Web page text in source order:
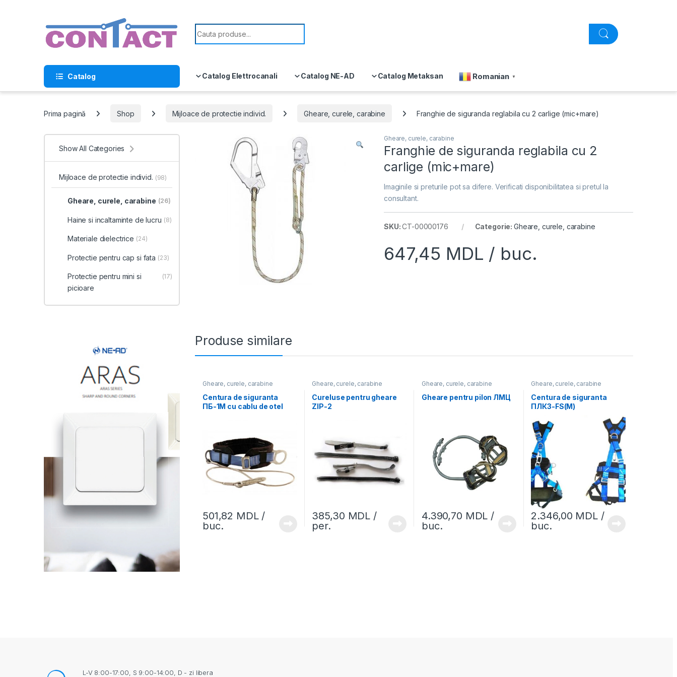
Search for:
Catalog Catalog Elettrocanali Catalog NE-AD Catalog Metaksan Romanian ▼
Prima pagină Shop Mijloace de protectie individ. Gheare, curele, carabine Franghie de siguranda reglabila cu 2 carlige (mic+mare)
Gheare, curele, carabine
Franghie de siguranda reglabila cu 2
carlige (mic+mare)
Imaginile si preturile pot sa difere. Verificati disponibilitatea si pretul la
consultant.
SKU:CT-00000176 Categorie: Gheare, curele, carabine
647,45 MDL / buc.
Produse similare
Gheare, curele, carabine
Centura de siguranta
ПБ-1М cu cablu de otel
501,82 MDL/
buc.
Gheare, curele, carabine
Cureluse pentru gheare
ZIP-2
385,30 MDL /
per.
Gheare, curele, carabine
Gheare pentru pilon ЛМЦ
4.390,70 MDL /
buc.
Gheare, curele, carabine
Centura de siguranta
ПЛК3-FS(М)
2.346,00 MDL/
buc.
Show All Categories
Mijloace de protectie individ. (98)
Gheare, curele, carabine (26)
Haine si incaltaminte de lucru (8)
Materiale dielectrice (24)
Protectie pentru cap si fata (23)
Protectie pentru mini si
picioare
(17)
L-V 8:00-17:00, S 9:00-14:00, D - zi libera